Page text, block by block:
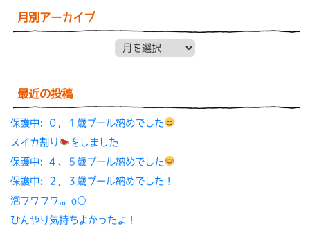
月別アーカイブ
最近の投稿
保護中: ０，１歳プール納めでした
スイカ割り
をしました
保護中: ４、５歳プール納めでした
保護中: ２，３歳プール納めでした！
泡フワフワ.。o○
ひんやり気持ちよかったよ！